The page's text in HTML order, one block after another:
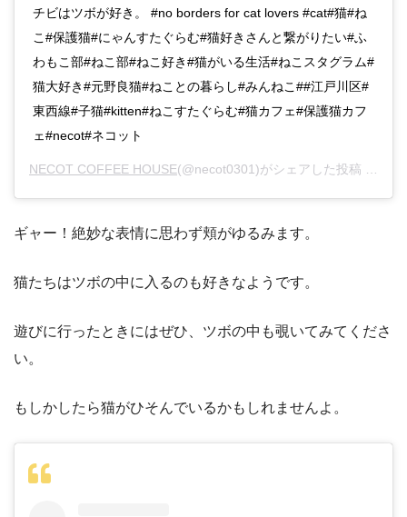
チビはツボが好き。 #no borders for cat lovers #cat#猫#ね
こ#保護猫#にゃんすたぐらむ#猫好きさんと繋がりたい#ふ
わもこ部#ねこ部#ねこ好き#猫がいる生活#ねこスタグラム#
猫大好き#元野良猫#ねことの暮らし#みんねこ##江戸川区#
東西線#子猫#kitten#ねこすたぐらむ#猫カフェ#保護猫カフ
ェ#necot#ネコット
NECOT COFFEE HOUSE(@necot0301)がシェアした投稿 –
ギャー！絶妙な表情に思わず頬がゆるみます。
猫たちはツボの中に入るのも好きなようです。
遊びに行ったときにはぜひ、ツボの中も覗いてみてくださ
い。
もしかしたら猫がひそんでいるかもしれませんよ。